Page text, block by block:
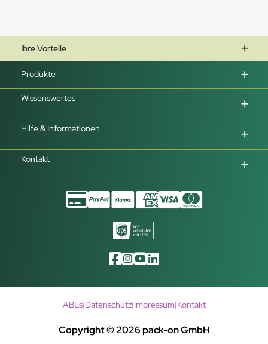
Ihre Vorteile
Produkte
Wissenswertes
Hilfe & Informationen
Kontakt
Copyright © 2026 pack-on GmbH
ABLs|Datenschutz|Impressum|Kontakt